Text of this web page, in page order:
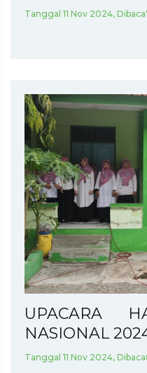
Tanggal 11 Nov 2024,
UPACARA
NASIONAL
Tanggal 11 Nov 2024,